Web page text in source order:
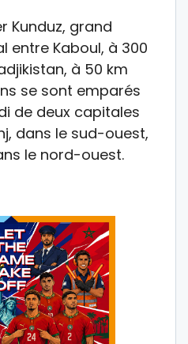
Kunduz, grand
entre Kaboul, à 300
à 50 km
se sont emparés
de deux capitales
dans le sud-ouest,
le nord-ouest.